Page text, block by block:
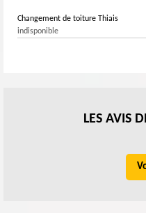
Changement de toiture Thiais
indisponible
LES AVIS